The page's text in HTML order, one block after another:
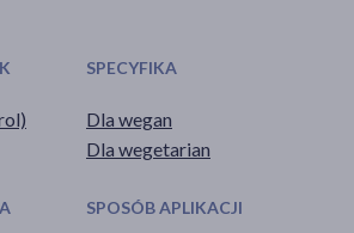
SPECYFIKA
Dla wegan
Dla wegetarian
SPOSÓB APLIKACJI